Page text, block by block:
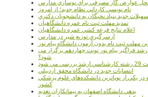
نام نويسي کارداني نظام جديد؛ از امروز
جديد بنياد نخبگان به دانشجويان دکتري
تمديد مهلت ثبت نام عمره دانشگاهيان
اعلام نتايج قرعه کشي عمره دانشگاهيان
ازسرگيري توزيع شير در مدارس
مهلت ثبت نام بدون آزمون دانشگاه پیام نور
فراگیر پیام نور نوبت چهاردهم برگزار می
شود؟
مي شود
انتصابات جديد در دانشگاه محقق اردبيلي
دانشجو در يکي از نوپاترين دانشکده‌هاي علوم پزشکي
کشور
بدهي دانشگاه اصفهان به پيمانکاران تغذيه